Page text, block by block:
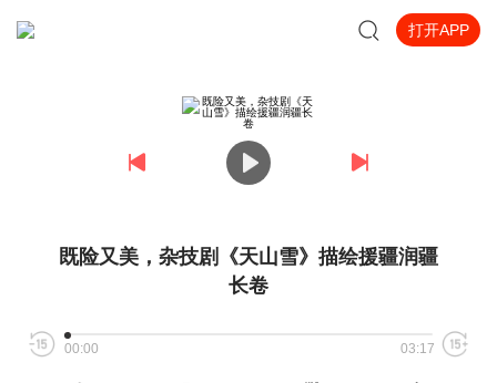
打开APP
既险又美，杂技剧《天山雪》描绘援疆润疆
长卷
00:00 03:17